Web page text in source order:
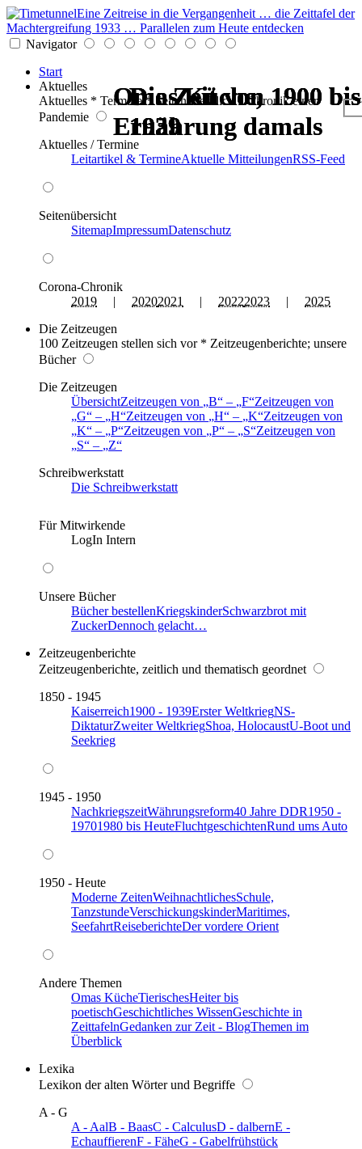
Eine Zeitreise in die Vergangenheit … die Zeittafel der
Machtergreifung 1933 … Parallelen zum Heute entdecken
Navigator
Start
Aktuelles
Aktuelles * Termine * Seitenüberblick * Chronik einer
Pandemie
Aktuelles / Termine
Leitartikel & TermineAktuelle MitteilungenRSS-Feed
Seitenübersicht
SitemapImpressumDatenschutz
Corona-Chronik
2019 | 20202021 | 20222023 | 2025
Die Zeitzeugen
100 Zeitzeugen stellen sich vor * Zeitzeugenberichte; unsere
Bücher
Die Zeitzeugen
ÜbersichtZeitzeugen von B – F Zeitzeugen von
G
– H Zeitzeugen von H – K Zeitzeugen von
K
– P Zeitzeugen von P – S Zeitzeugen von
S
–
Z
Schreibwerkstatt
Die Schreibwerkstatt
Für Mitwirkende
LogIn Intern
Unsere Bücher
Bücher bestellenKriegskinderSchwarzbrot mit
ZuckerDennoch gelacht…
Zeitzeugenberichte
Zeitzeugenberichte, zeitlich und thematisch geordnet
1850 - 1945
Kaiserreich1900 - 1939Erster WeltkriegNS-
DiktaturZweiter WeltkriegShoa, HolocaustU-Boot und
Seekrieg
1945 - 1950
NachkriegszeitWährungsreform40 Jahre DDR1950 -
19701980 bis HeuteFluchtgeschichtenRund ums Auto
1950 - Heute
Moderne ZeitenWeihnachtlichesSchule,
TanzstundeVerschickungskinderMaritimes,
SeefahrtReiseberichteDer vordere Orient
Andere Themen
Omas KücheTierischesHeiter bis
poetischGeschichtliches WissenGeschichte in
ZeittafelnGedanken zur Zeit - BlogThemen im
Überblick
Lexika
Lexikon der alten Wörter und Begriffe
A - G
A - AalB - BaasC - CalculusD - dalbernE -
EchauffierenF - FäheG - Gabelfrühstück
Die Zeit von 1900 bis
1939
Omas Küche,
Ernährung damals
Die Zeit von 1900 bis
1939
Die Zeit von 1900 bis
1939
Omas Küche,
Ernährung damals
Die Zeit von 1900 bis
1939